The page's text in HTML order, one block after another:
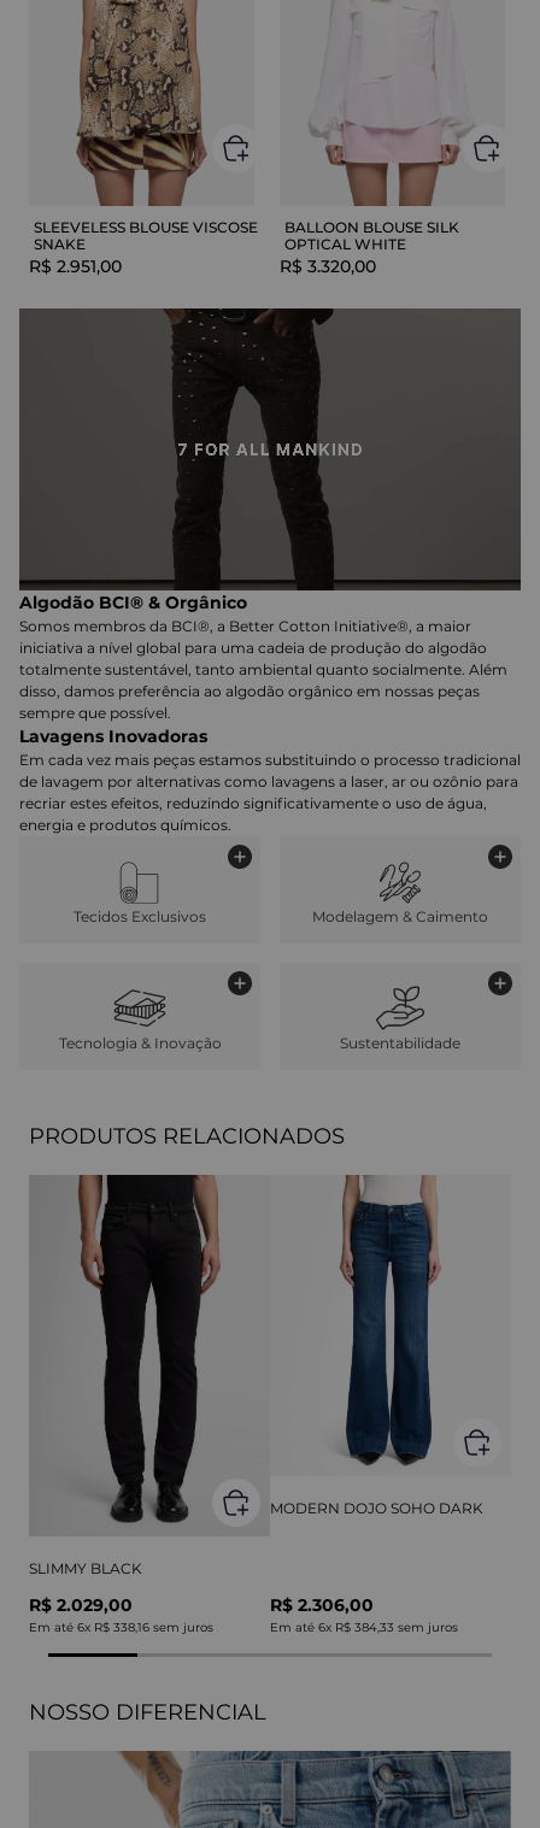
SLEEVELESS BLOUSE VISCOSE
SNAKE
R$ 2.951,00
BALLOON BLOUSE SILK
OPTICAL WHITE
R$ 3.320,00
Algodão BCI® & Orgânico
Somos membros da BCI®, a Better Cotton Initiative®, a maior
iniciativa a nível global para uma cadeia de produção do algodão
totalmente sustentável, tanto ambiental quanto socialmente. Além
disso, damos preferência ao algodão orgânico em nossas peças
sempre que possível.
Lavagens Inovadoras
Em cada vez mais peças estamos substituindo o processo tradicional
de lavagem por alternativas como lavagens a laser, ar ou ozônio para
recriar estes efeitos, reduzindo significativamente o uso de água,
energia e produtos químicos.
Tecidos Exclusivos Modelagem & Caimento
Tecnologia & Inovação Sustentabilidade
PRODUTOS RELACIONADOS
SLIMMY BLACK
R$ 2.029,00
Em até 6x R$ 338,16 sem juros
MODERN DOJO SOHO DARK
R$ 2.306,00
Em até 6x R$ 384,33 sem juros
NOSSO DIFERENCIAL